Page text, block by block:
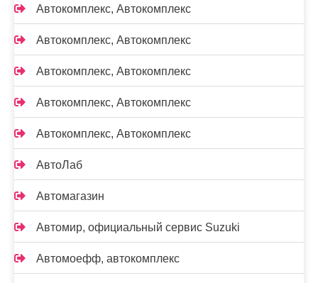
Автокомплекс, Автокомплекс
Автокомплекс, Автокомплекс
Автокомплекс, Автокомплекс
Автокомплекс, Автокомплекс
Автокомплекс, Автокомплекс
АвтоЛаб
Автомагазин
Автомир, официальный сервис Suzuki
Автомоефф, автокомплекс